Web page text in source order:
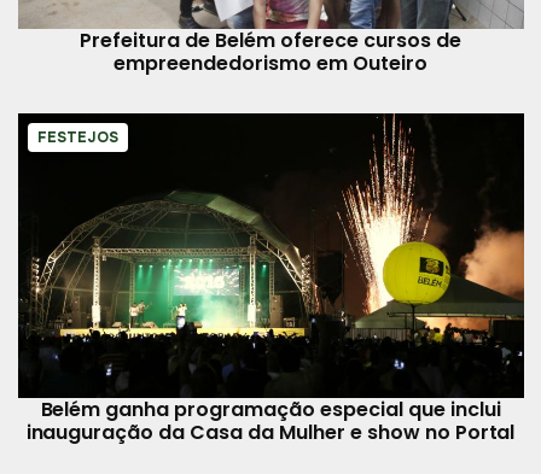
Prefeitura de Belém oferece cursos de
empreendedorismo em Outeiro
FESTEJOS
Belém ganha programação especial que inclui
inauguração da Casa da Mulher e show no Portal